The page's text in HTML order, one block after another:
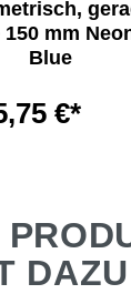
mm
Blue
€*
DAZU